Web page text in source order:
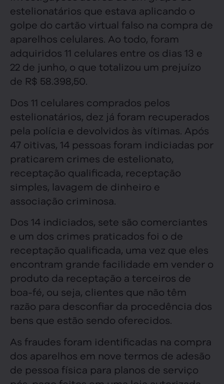
estelionatários que estava aplicando o
golpe do cartão virtual falso na compra de
aparelhos celulares. Ao todo, foram
adquiridos 11 celulares entre os dias 13 e
22 de junho, o que totalizou um prejuízo
de R$ 58.398,50.
Dos 11 celulares comprados pelos
estelionatários, dez já foram recuperados
pela polícia e devolvidos às vítimas. Após
47 oitivas, 14 pessoas foram indiciadas por
praticarem crimes de estelionato,
receptação qualificada, receptação
simples, lavagem de dinheiro e
associação criminosa.
Dos 14 indiciados, sete são comerciantes
e um dos crimes praticados foi o de
receptação qualificada, uma vez que eles
encontram grande facilidade em vender o
produto da receptação a terceiros de
boa-fé, ou seja, clientes que não têm
razão para desconfiar da procedência dos
bens que estão sendo oferecidos.
As fraudes foram identificadas na compra
dos aparelhos em nove termos de adesão
de pessoa física para planos de serviço